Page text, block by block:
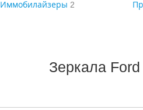
Иммобилайзеры 2
Зеркала Ford